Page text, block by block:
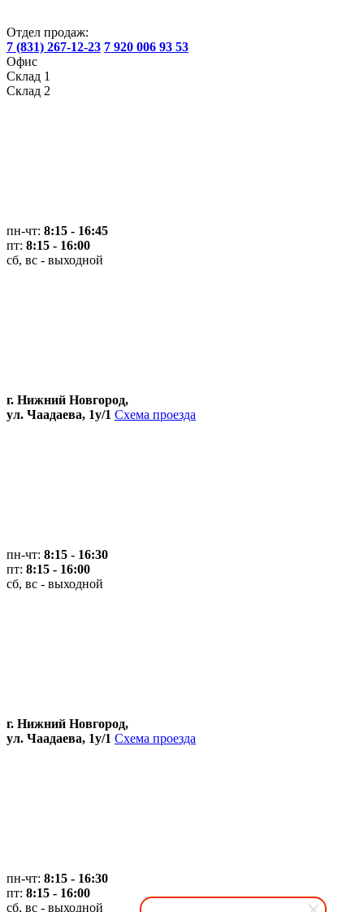
Отдел продаж:
7 (831) 267-12-23 7 920 006 93 53
Офис
Склад 1
Склад 2
пн-чт: 8:15 - 16:45
пт: 8:15 - 16:00
сб, вс - выходной
г. Нижний Новгород,
ул. Чаадаева, 1у/1 Схема проезда
пн-чт: 8:15 - 16:30
пт: 8:15 - 16:00
сб, вс - выходной
г. Нижний Новгород,
ул. Чаадаева, 1у/1 Схема проезда
пн-чт: 8:15 - 16:30
пт: 8:15 - 16:00
сб, вс - выходной